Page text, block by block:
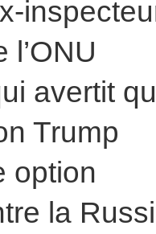
l’ONU
avertit
Trump
option
la